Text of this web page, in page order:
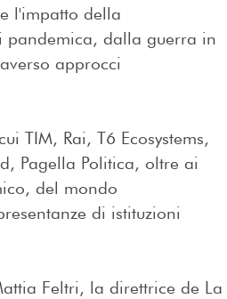
l'impatto della
pandemica, dalla guerra in
approcci
TIM, Rai, T6 Ecosystems,
Pagella Politica, oltre ai
del mondo
di istituzioni
Feltri, la direttrice de La